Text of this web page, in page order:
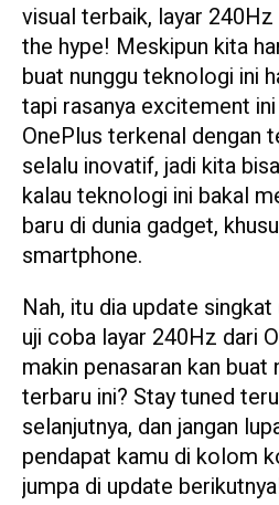
visual terbaik, layar
the hype! Meskipun kita
buat nunggu teknologi ini
tapi rasanya excitement
OnePlus terkenal dengan
selalu inovatif, jadi kita
kalau teknologi ini bakal
baru di dunia gadget,
smartphone.
Nah, itu dia update
uji coba layar 240Hz dari
makin penasaran kan buat
terbaru ini? Stay tuned
selanjutnya, dan jangan
pendapat kamu di kolom
jumpa di update